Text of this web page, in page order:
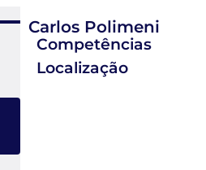
Carlos Polimeni
Competências
Localização